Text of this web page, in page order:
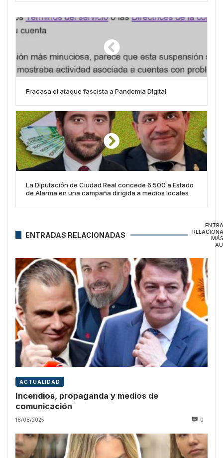
Fracasa el ataque fascista a Pandemia Digital
La Diputación de Ciudad Real concede 6.500 a Estado
de Alarma en una campaña dirigida a medios locales
ENTRADAS RELACIONADAS
ACTUALIDAD
Incendios, propaganda y medios de
comunicación
18/08/2025 0